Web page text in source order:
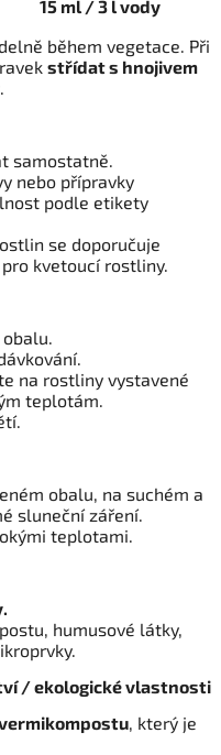
15 ml / 3 l vody
během vegetace. Při
střídat s hnojivem
.
samostatně.
nebo přípravky
podle etikety
se doporučuje
kvetoucí rostliny.
na rostliny vystavené
teplotám.
obalu, na suchém a
sluneční záření.
teplotami.
humusové látky,
/ ekologické vlastnosti
, který je